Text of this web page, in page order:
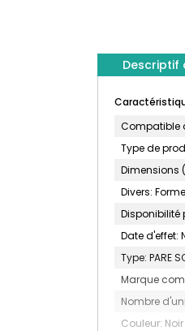
Descriptif
Compatible
Type de
Dimensions
Divers:
Date d'effet:
Type: PARE
Marque
Nombre
Couleur: Noir